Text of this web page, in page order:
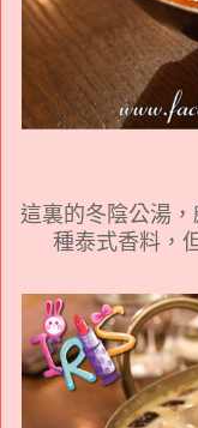
這裏的冬陰公湯
種泰式香料，